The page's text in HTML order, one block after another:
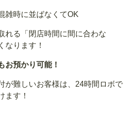
雑時に並ばなくてOK
れる「閉店時間に間に合わな
ります！
お預かり可能！
が難しいお客様は、24時間ロボで
ます！